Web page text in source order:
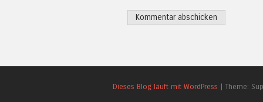
Dieses Blog läuft mit WordPress | Theme: